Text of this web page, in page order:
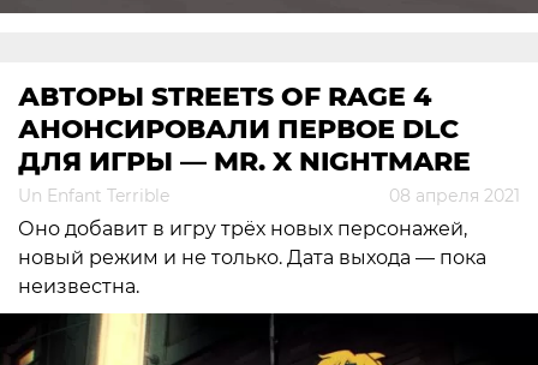
АВТОРЫ STREETS OF RAGE 4
АНОНСИРОВАЛИ ПЕРВОЕ DLC
ДЛЯ ИГРЫ — MR. X NIGHTMARE
Un Enfant Terrible 08 апреля 2021
Оно добавит в игру трёх новых персонажей,
новый режим и не только. Дата выхода — пока
неизвестна.